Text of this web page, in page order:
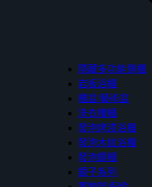
隱藏多功能側櫃
岩板浴櫃
櫃盆/藝術盆
洗衣槽櫃
發泡烤漆浴櫃
發泡木紋浴櫃
發泡鏡櫃
鏡子系列